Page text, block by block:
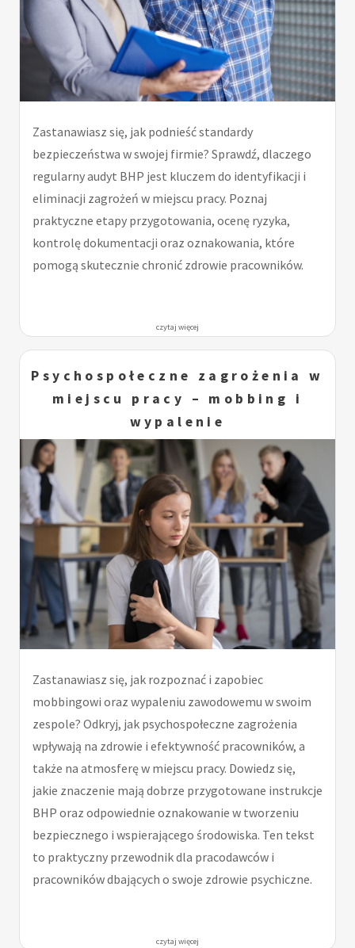
Zastanawiasz się, jak podnieść standardy
bezpieczeństwa w swojej firmie? Sprawdź, dlaczego
regularny audyt BHP jest kluczem do identyfikacji i
eliminacji zagrożeń w miejscu pracy. Poznaj
praktyczne etapy przygotowania, ocenę ryzyka,
kontrolę dokumentacji oraz oznakowania, które
pomogą skutecznie chronić zdrowie pracowników.
czytaj więcej
Psychospołeczne zagrożenia w
miejscu pracy – mobbing i
wypalenie
Zastanawiasz się, jak rozpoznać i zapobiec
mobbingowi oraz wypaleniu zawodowemu w swoim
zespole? Odkryj, jak psychospołeczne zagrożenia
wpływają na zdrowie i efektywność pracowników, a
także na atmosferę w miejscu pracy. Dowiedz się,
jakie znaczenie mają dobrze przygotowane instrukcje
BHP oraz odpowiednie oznakowanie w tworzeniu
bezpiecznego i wspierającego środowiska. Ten tekst
to praktyczny przewodnik dla pracodawców i
pracowników dbających o swoje zdrowie psychiczne.
czytaj więcej